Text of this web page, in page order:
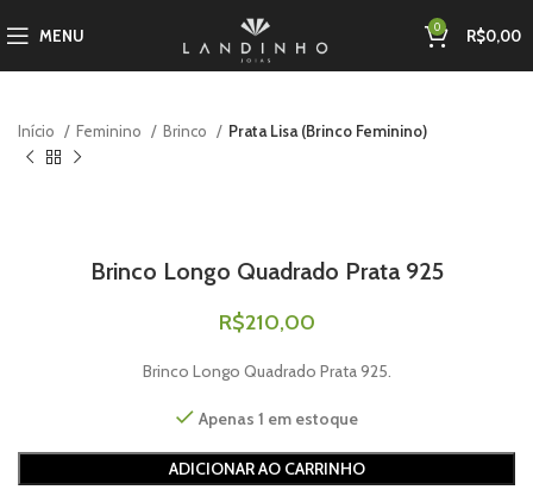
MENU 0 R$0,00
Início Feminino Brinco Prata Lisa (Brinco Feminino)
Brinco Longo Quadrado Prata 925
R$210,00
Brinco Longo Quadrado Prata 925.
Apenas 1 em estoque
ADICIONAR AO CARRINHO